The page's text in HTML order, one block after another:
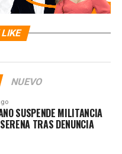
LIKE
NUEVO
SUSPENDE MILITANCIA
TRAS DENUNCIA